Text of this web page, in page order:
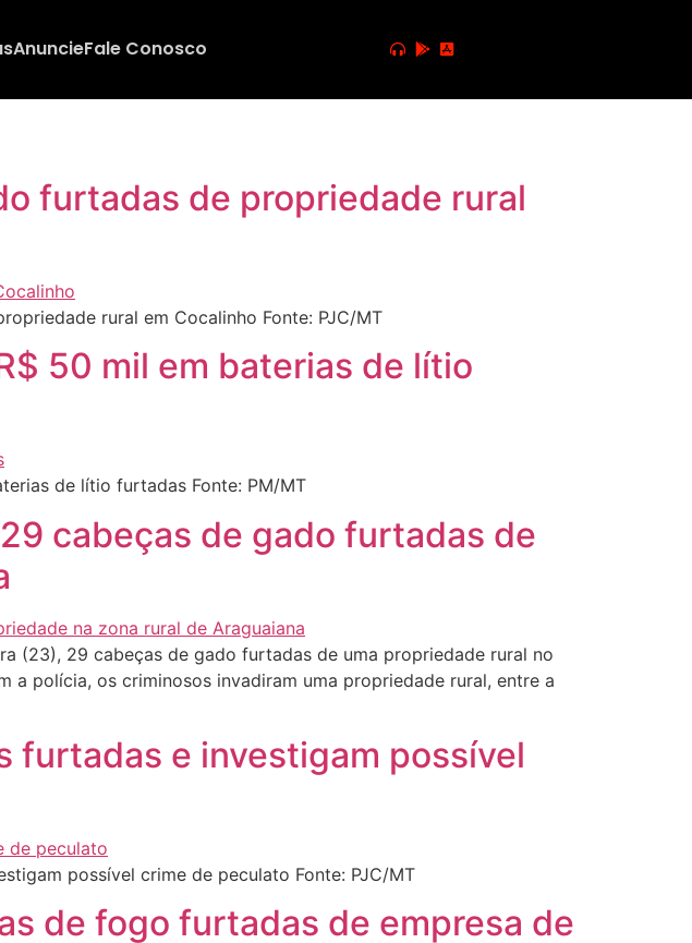
AnuncieFale Conosco
furtadas de propriedade rural
rural em Cocalinho Fonte: PJC/MT
50 mil em baterias de lítio
de lítio furtadas Fonte: PM/MT
cabeças de gado furtadas de
(23), 29 cabeças de gado furtadas de uma propriedade rural no
a polícia, os criminosos invadiram uma propriedade rural, entre a
furtadas e investigam possível
possível crime de peculato Fonte: PJC/MT
de fogo furtadas de empresa de